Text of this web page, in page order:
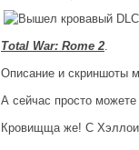
Total War: Rome 2.
Описание и скриншоты
А сейчас просто можете
Кровищща же! С